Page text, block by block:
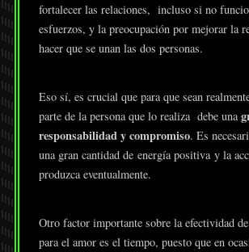
fortalecer las relaciones, incluso si no
esfuerzos, y la preocupación por mejorar la
hacer que se unan las dos personas.
Eso sí, es crucial que para que sean
parte de la persona que lo realiza debe una
responsabilidad y compromiso. Es
una gran cantidad de energía positiva y la
produzca eventualmente.
Otro factor importante sobre la efectividad
para el amor es el tiempo, puesto que en